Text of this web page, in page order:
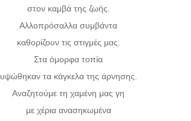
στον καμβά της ζωής.
Αλλοπρόσαλλα συμβάντα
καθορίζουν τις στιγμές μας.
Στα όμορφα τοπία
υψώθηκαν τα κάγκελα της άρνησης.
Αναζητούμε τη χαμένη μας γη
με χέρια ανασηκωμένα